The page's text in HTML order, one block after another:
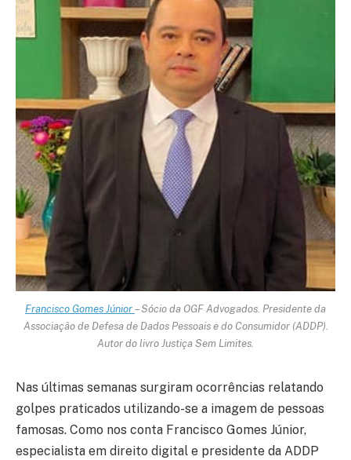
Francisco Gomes Júnior – Sócio da OGF Advogados. Presidente da
Associação de Defesa de Dados Pessoais e do Consumidor (ADDP).
Autor do livro Justiça Sem Limites.
Nas últimas semanas surgiram ocorrências relatando
golpes praticados utilizando-se a imagem de pessoas
famosas. Como nos conta Francisco Gomes Júnior,
especialista em direito digital e presidente da ADDP